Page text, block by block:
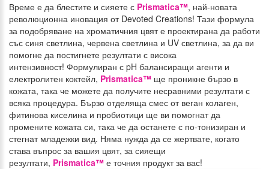
Време е да блестите и сияете с Prismatica™, най-новата
революционна иновация от Devoted Creations! Тази формула
за подобряване на хроматичния цвят е проектирана да работи
със синя светлина, червена светлина и UV светлина, за да ви
помогне да постигнете резултати с висока
интензивност! Формулиран с pH балансиращи агенти и
електролитен коктейл, Prismatica™ ще проникне бързо в
кожата, така че можете да получите несравними резултати с
всяка процедура. Бързо отделяща смес от веган колаген,
фитинова киселина и пробиотици ще ви помогнат да
промените кожата си, така че да останете с по-тонизиран и
стегнат младежки вид. Няма нужда да се жертвате, когато
става въпрос за вашия цвят, за сияещи
резултати, Prismatica™ е точния продукт за вас!